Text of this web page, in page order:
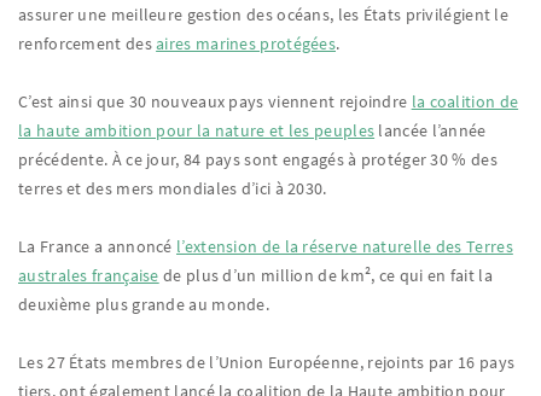
assurer une meilleure gestion des océans, les États privilégient le
renforcement desaires marines protégées.
C’est ainsi que 30 nouveaux pays viennent rejoindre la coalition de
la haute ambition pour la nature et les peuples lancée l’année
précédente. À ce jour, 84 pays sont engagés à protéger 30 % des
terres et des mers mondiales d’ici à 2030.
La France a annoncé l’extension de la réserve naturelle des Terres
australes française de plus d’un million de km², ce qui en fait la
deuxième plus grande au monde.
Les 27 États membres de l’Union Européenne, rejoints par 16 pays
tiers, ont également lancé la coalition de la Haute ambition pour